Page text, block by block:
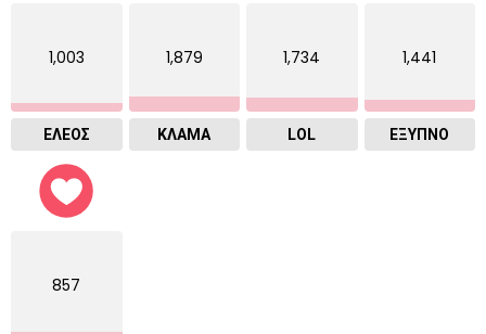
1,003
ΕΛΕΟΣ
1,879
ΚΛΑΜΑ
1,734
LOL
1,441
ΈΞΥΠΝΟ
857